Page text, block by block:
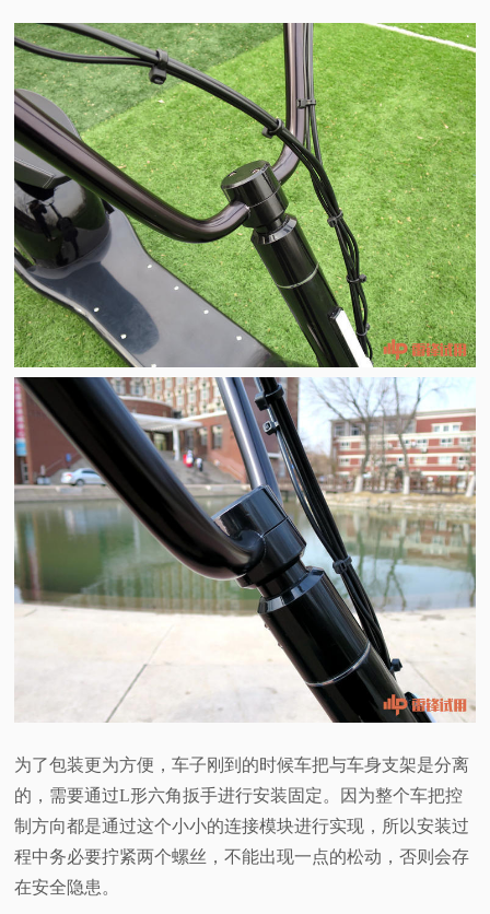
为了包装更为方便，车子刚到的时候车把与车身支架是分离
的，需要通过L形六角扳手进行安装固定。因为整个车把控
制方向都是通过这个小小的连接模块进行实现，所以安装过
程中务必要拧紧两个螺丝，不能出现一点的松动，否则会存
在安全隐患。